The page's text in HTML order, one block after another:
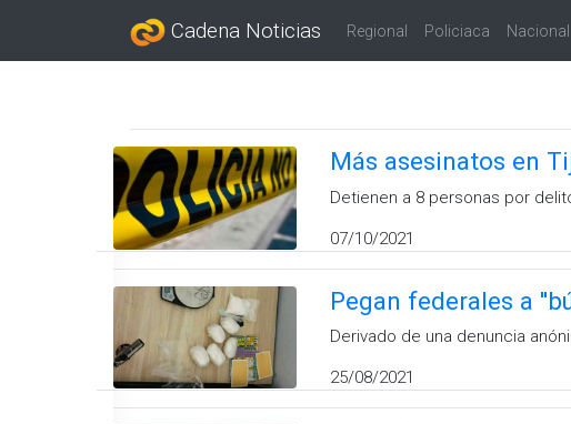
Cadena Noticias Regional Policiaca Nacional
Más asesinatos en
Detienen a 8 personas por
07/10/2021
Pegan federales a
Derivado de una denuncia
25/08/2021